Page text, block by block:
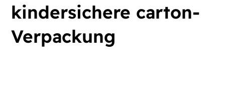
kindersichere carton-
Verpackung